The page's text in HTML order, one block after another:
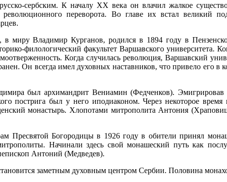
сербским. К началу ХХ века он влачил жалкое
переворота. Во главе их встал великий
миру Владимир Курганов, родился в 1894 году в
филологический факультет Варшавского университета.
Когда случилась революция, Варшавский
Он всегда имел духовных наставников, что привело его
был архимандрит Вениамин (Федченков).
пострига был у него иподиаконом. Через некоторое
монастырь. Хлопотами митрополита Антония
Пресвятой Богородицы в 1926 году в обители принял
Начинали здесь свой монашеский путь как
Антоний (Медведев).
заметным духовным центром Сербии. Половина